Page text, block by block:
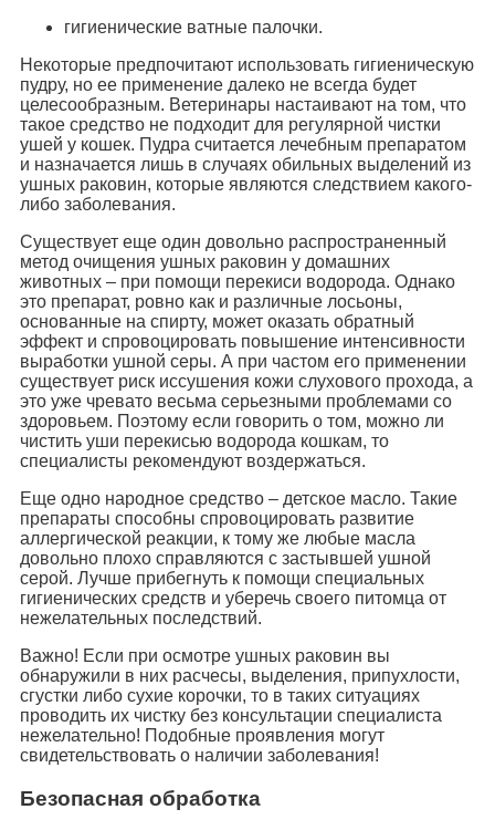
гигиенические ватные палочки.
Некоторые предпочитают использовать гигиеническую
пудру, но ее применение далеко не всегда будет
целесообразным. Ветеринары настаивают на том, что
такое средство не подходит для регулярной чистки
ушей у кошек. Пудра считается лечебным препаратом
и назначается лишь в случаях обильных выделений из
ушных раковин, которые являются следствием какого-
либо заболевания.
Существует еще один довольно распространенный
метод очищения ушных раковин у домашних
животных – при помощи перекиси водорода. Однако
это препарат, ровно как и различные лосьоны,
основанные на спирту, может оказать обратный
эффект и спровоцировать повышение интенсивности
выработки ушной серы. А при частом его применении
существует риск иссушения кожи слухового прохода, а
это уже чревато весьма серьезными проблемами со
здоровьем. Поэтому если говорить о том, можно ли
чистить уши перекисью водорода кошкам, то
специалисты рекомендуют воздержаться.
Еще одно народное средство – детское масло. Такие
препараты способны спровоцировать развитие
аллергической реакции, к тому же любые масла
довольно плохо справляются с застывшей ушной
серой. Лучше прибегнуть к помощи специальных
гигиенических средств и уберечь своего питомца от
нежелательных последствий.
Важно! Если при осмотре ушных раковин вы
обнаружили в них расчесы, выделения, припухлости,
сгустки либо сухие корочки, то в таких ситуациях
проводить их чистку без консультации специалиста
нежелательно! Подобные проявления могут
свидетельствовать о наличии заболевания!
Безопасная обработка